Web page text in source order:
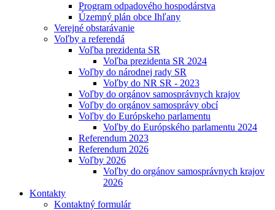
Program odpadového hospodárstva
Územný plán obce Ihľany
Verejné obstarávanie
Voľby a referendá
Voľba prezidenta SR
Voľba prezidenta SR 2024
Voľby do národnej rady SR
Voľby do NR SR - 2023
Voľby do orgánov samosprávnych krajov
Voľby do orgánov samosprávy obcí
Voľby do Európskeho parlamentu
Voľby do Európského parlamentu 2024
Referendum 2023
Referendum 2026
Voľby 2026
Voľby do orgánov samosprávnych krajov
2026
Kontakty
Kontaktný formulár